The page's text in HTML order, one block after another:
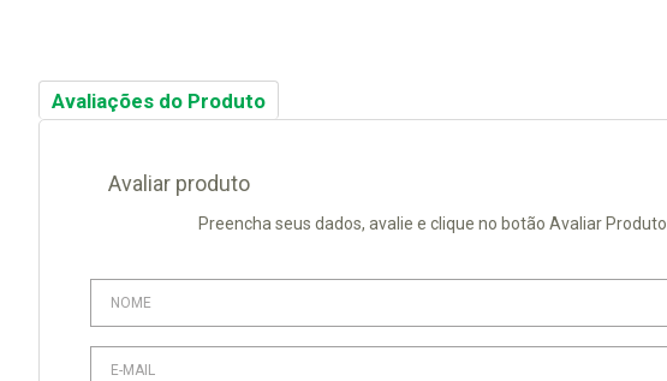
Avaliações do Produto
Avaliar produto
Preencha seus dados, avalie e clique no botão Avaliar Produto.